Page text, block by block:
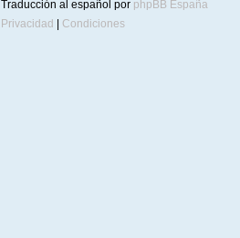
Traducción al español por phpBB España
Privacidad | Condiciones